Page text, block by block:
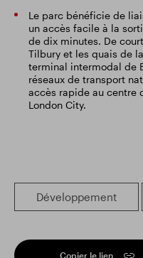
Le parc bénéficie de
un accès facile à la
de dix minutes. De
Tilbury et les quais de
terminal intermodal de
réseaux de transport
accès rapide au centre
London City.
Développement
Copier le lien